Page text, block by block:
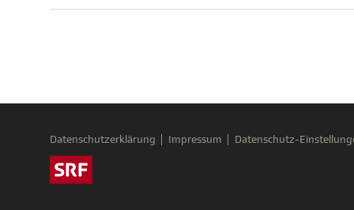
Datenschutzerklärung Impressum Datenschutz-